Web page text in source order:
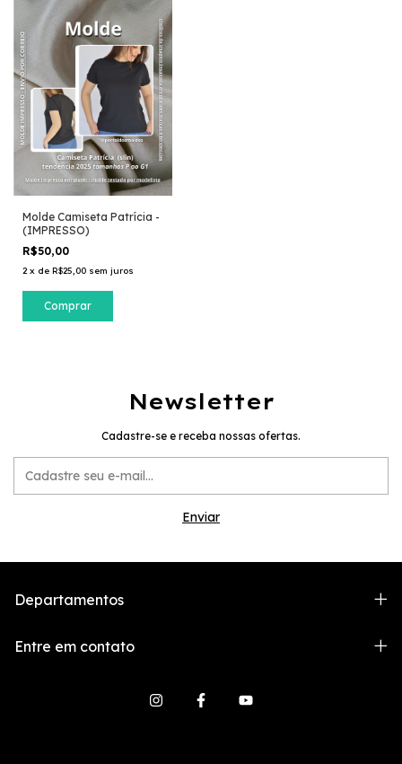
Molde Camiseta Patrícia -
(IMPRESSO)
R$50,00
2 x de R$25,00 sem juros
Newsletter
Cadastre-se e receba nossas ofertas.
Departamentos
Entre em contato